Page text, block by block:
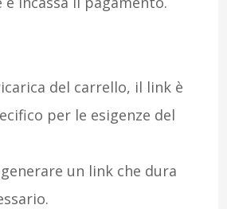
del carrello, il link è
per le esigenze del
un link che dura